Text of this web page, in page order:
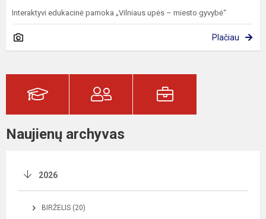
Interaktyvi edukacinė pamoka „Vilniaus upės – miesto gyvybė“
Plačiau
Naujienų archyvas
2026
BIRŽELIS (20)